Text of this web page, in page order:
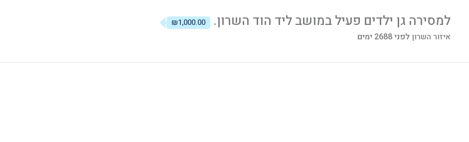
למסירה גן ילדים פעיל במושב ליד הוד השרון. ₪1,000.00
איזור השרון לפני 2688 ימים